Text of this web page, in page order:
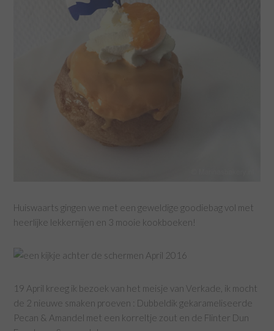
Huiswaarts gingen we met een geweldige goodiebag vol met
heerlijke lekkernijen en 3 mooie kookboeken!
19 April kreeg ik bezoek van het meisje van Verkade, ik mocht
de 2 nieuwe smaken proeven : Dubbeldik gekarameliseerde
Pecan & Amandel met een korreltje zout en de Flinter Dun